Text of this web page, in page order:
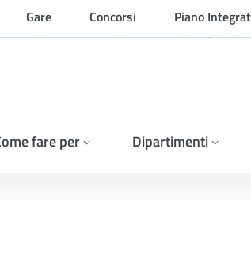
Gare Concorsi
Piano
fare per Dipartimenti